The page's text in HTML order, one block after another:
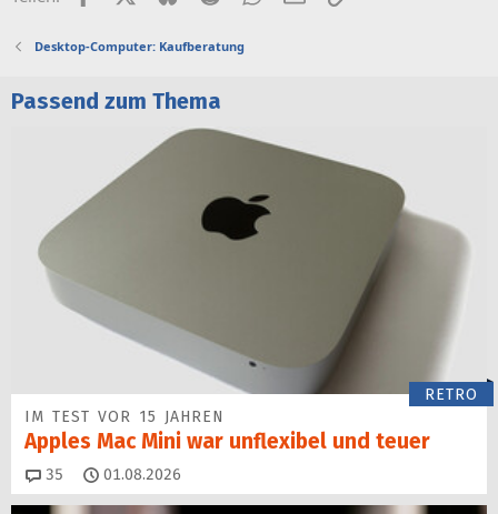
Desktop-Computer: Kaufberatung
Passend zum Thema
RETRO
IM TEST VOR 15 JAHREN
Apples Mac Mini war unflexibel und teuer
35 Kommentare
01.08.2026